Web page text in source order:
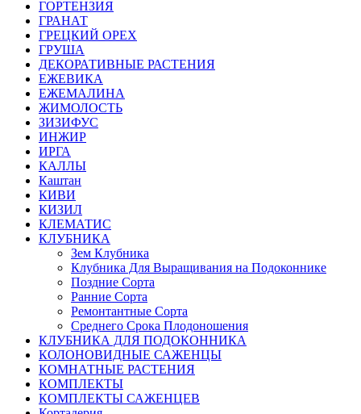
ГОРТЕНЗИЯ
ГРАНАТ
ГРЕЦКИЙ ОРЕХ
ГРУША
ДЕКОРАТИВНЫЕ РАСТЕНИЯ
ЕЖЕВИКА
ЕЖЕМАЛИНА
ЖИМОЛОСТЬ
ЗИЗИФУС
ИНЖИР
ИРГА
КАЛЛЫ
Каштан
КИВИ
КИЗИЛ
КЛЕМАТИС
КЛУБНИКА
Зем Клубника
Клубника Для Выращивания на Подоконнике
Поздние Сорта
Ранние Сорта
Ремонтантные Сорта
Среднего Срока Плодоношения
КЛУБНИКА ДЛЯ ПОДОКОННИКА
КОЛОНОВИДНЫЕ САЖЕНЦЫ
КОМНАТНЫЕ РАСТЕНИЯ
КОМПЛЕКТЫ
КОМПЛЕКТЫ САЖЕНЦЕВ